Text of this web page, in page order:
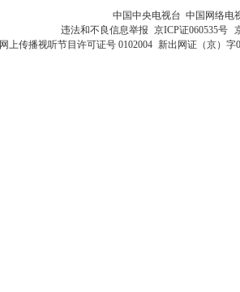
中国中央电视台 中国网络电
违法和不良信息举报 京ICP证060535号
网上传播视听节目许可证号 0102004 新出网证（京）